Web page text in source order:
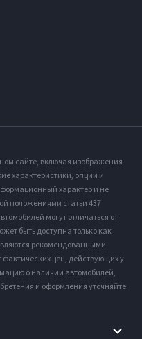
сайте, включая изображения
характеристики, опции и
характер и не
положениями статьи 437
могут отличаться от
быть доступна только как
рекомендованными
цен, действующих у
о наличии автомобилей,
и оформления уточняйте